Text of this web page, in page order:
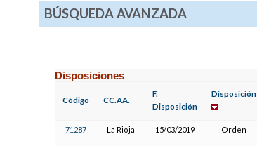
BÚSQUEDA AVANZADA
Disposiciones
Código CC.AA.
F.
Disposición
Disposición
71287 La Rioja 15/03/2019 Orden